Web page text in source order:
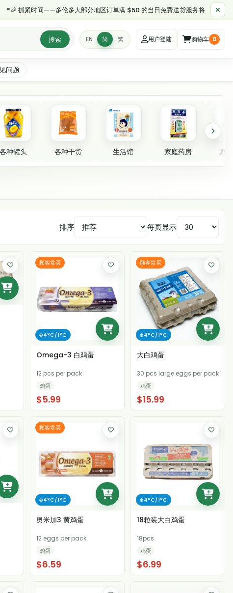
紧时间——多伦多大部分地区订单满 $50 的当日免费送货服务将于早上 11:30（东
搜索 EN 简 繁 用户登陆 购物车 0
问题
各种罐头 各种干货 生活馆 家庭药房 家
排序 每页显示
顾客常买
❄️4°C/1°C
Omega-3 白鸡蛋
12 pcs per pack
鸡蛋
$5.99
顾客常买
❄️4°C/1°C
大白鸡蛋
30 pcs large eggs per pack
鸡蛋
$15.99
顾客常买
❄️4°C/1°C
奥米加3 黄鸡蛋
12 eggs per pack
鸡蛋
$6.59
❄️4°C/1°C
18粒装大白鸡蛋
18pcs
鸡蛋
$6.99